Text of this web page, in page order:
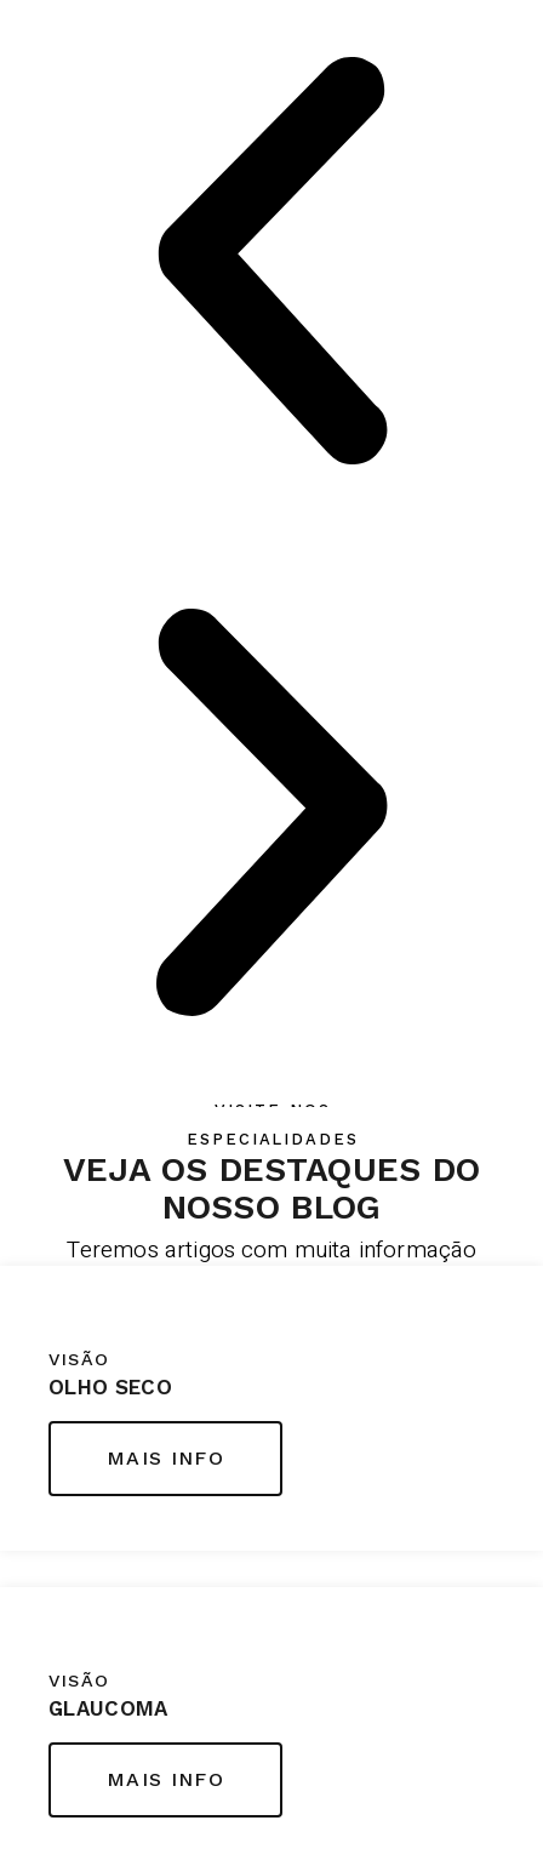
VISITE-NOS
ESPECIALIDADES
VEJA OS DESTAQUES DO
NOSSO BLOG
Teremos artigos com muita informação
VISÃO
OLHO SECO
MAIS INFO
VISÃO
GLAUCOMA
MAIS INFO